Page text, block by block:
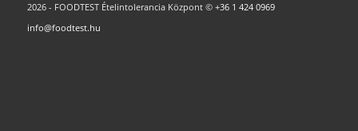
2026 - FOODTEST Ételintolerancia Központ © +36 1 424 0969
info@foodtest.hu